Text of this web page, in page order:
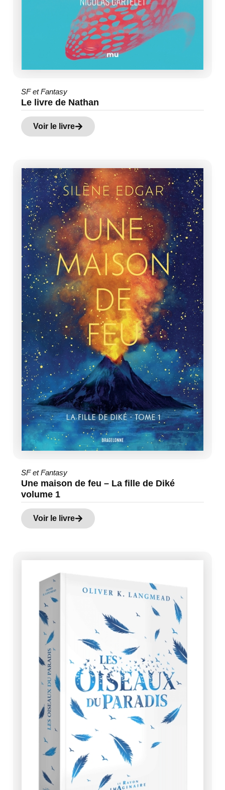
SF et Fantasy
Le livre de Nathan
Voir le livre
SF et Fantasy
Une maison de feu – La fille de Diké
volume 1
Voir le livre